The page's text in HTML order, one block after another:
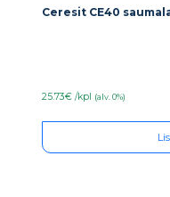
Ceresit CE40
25.73€ /kpl (alv. 0%)